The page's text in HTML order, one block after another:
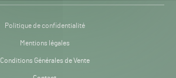
Politique de confidentialité
Mentions légales
Conditions Générales de Vente